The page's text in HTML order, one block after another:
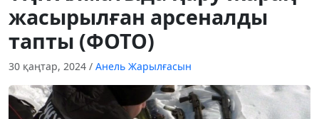
жасырылған арсеналды
тапты (ФОТО)
30 қаңтар, 2024 / Анель Жарылғасын